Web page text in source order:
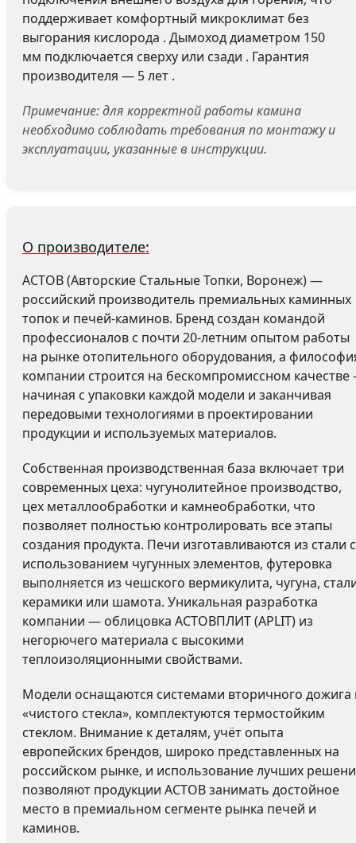
поддерживает комфортный микроклимат без
выгорания кислорода . Дымоход диаметром 150
мм подключается сверху или сзади . Гарантия
производителя — 5 лет .
Примечание: для корректной работы камина
необходимо соблюдать требования по монтажу и
эксплуатации, указанные в инструкции.
О производителе:
АСТОВ (Авторские Стальные Топки, Воронеж) —
российский производитель премиальных каминных
топок и печей-каминов. Бренд создан командой
профессионалов с почти 20-летним опытом работы
на рынке отопительного оборудования, а
компании строится на бескомпромиссном
начиная с упаковки каждой модели и заканчивая
передовыми технологиями в проектировании
продукции и используемых материалов.
Собственная производственная база включает три
современных цеха: чугунолитейное производство,
цех металлообработки и камнеобработки, что
позволяет полностью контролировать все этапы
создания продукта. Печи изготавливаются из стали с
использованием чугунных элементов, футеровка
выполняется из чешского вермикулита, чугуна,
керамики или шамота. Уникальная разработка
компании — облицовка АСТОВПЛИТ (APLIT) из
негорючего материала с высокими
теплоизоляционными свойствами.
Модели оснащаются системами вторичного дожига
«чистого стекла», комплектуются термостойким
стеклом. Внимание к деталям, учёт опыта
европейских брендов, широко представленных на
российском рынке, и использование лучших
позволяют продукции АСТОВ занимать достойное
место в премиальном сегменте рынка печей и
каминов.